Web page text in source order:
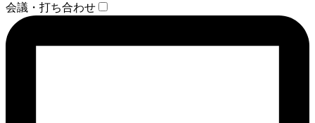
会議・打ち合わせ